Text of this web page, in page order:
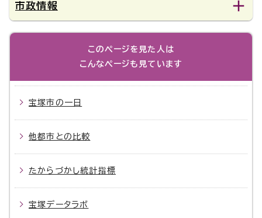
市政情報
このページを見た人は
こんなページも見ています
宝塚市の一日
他都市との比較
たからづかし統計指標
宝塚データラボ